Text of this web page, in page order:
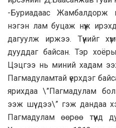
-Буриадаас Жамбалдорж
нэгэн лам буцаж нүүж
дагуулж иржээ. Түүнийг
дууддаг байсан. Тэр
Цэцгээ нь миний хадам
Пагмадуламтай үерхдэг
ярихдаа \”Пагмадулам
ээж шүү дээ\” гэж дандаа
Пагмадулам өөрөө түүнд